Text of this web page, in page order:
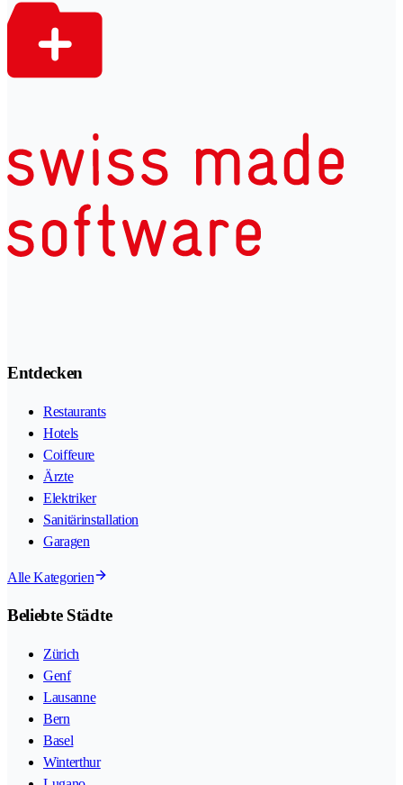
Entdecken
Restaurants
Hotels
Coiffeure
Ärzte
Elektriker
Sanitärinstallation
Garagen
Alle Kategorien
Beliebte Städte
Zürich
Genf
Lausanne
Bern
Basel
Winterthur